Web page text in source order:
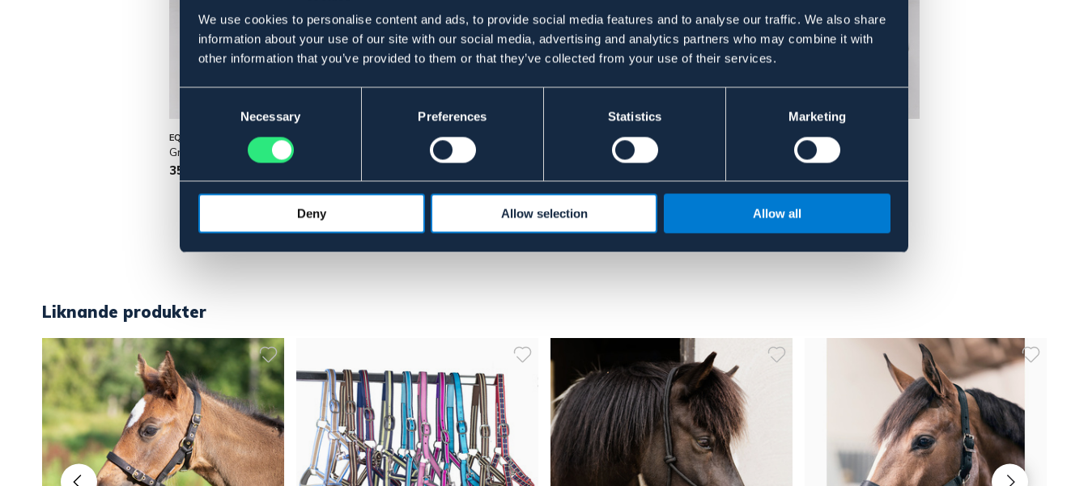
We use cookies to personalise content and ads, to provide social media features and to analyse our traffic. We also share
information about your use of our site with our social media, advertising and analytics partners who may combine it with
other information that you’ve provided to them or that they’ve collected from your use of their services.
Necessary Preferences Statistics Marketing
Deny Allow selection Allow all
EQUINUM
Grimskaft Nyon
35 kr
EQUINUM
Grimskaft Nyon
Liknande produkter